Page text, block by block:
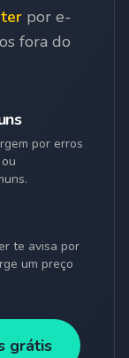
por e-
fora do
por erros
te avisa por
um preço
grátis